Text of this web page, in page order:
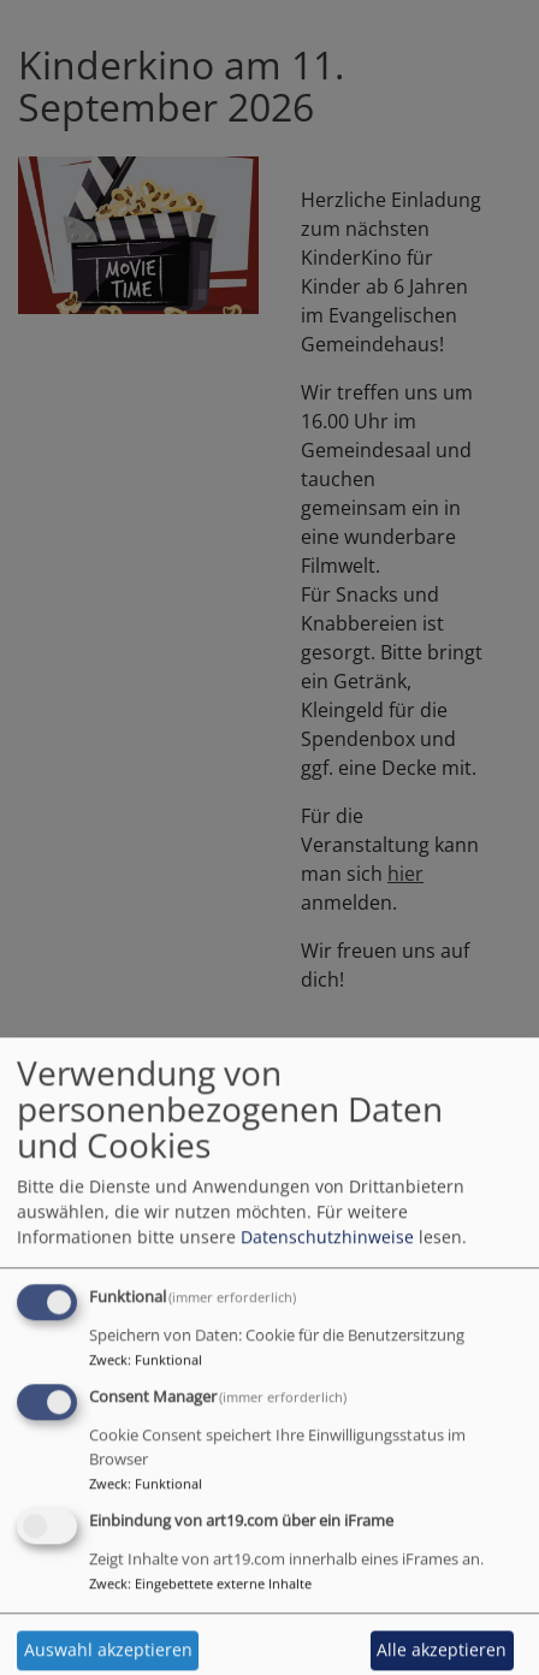
Kinderkino am 11.
September 2026
Herzliche Einladung
zum nächsten
KinderKino für
Kinder ab 6 Jahren
im Evangelischen
Gemeindehaus!
Wir treffen uns um
16.00 Uhr im
Gemeindesaal und
tauchen
gemeinsam ein in
eine wunderbare
Filmwelt.
Für Snacks und
Knabbereien ist
gesorgt. Bitte bringt
ein Getränk,
Kleingeld für die
Spendenbox und
ggf. eine Decke mit.
Für die
Veranstaltung kann
man sich hier
anmelden.
Wir freuen uns auf
dich!
Marktmusik
Laurentiuskirche, samstags
um 11.00 Uhr
Die Restaurierung der
weitgehend
Orgel wird nach Ostern
Weiterlesen
Verwendung von
personenbezogenen Daten
und Cookies
Bitte die Dienste und Anwendungen von Drittanbietern
auswählen, die wir nutzen möchten. Für weitere
Informationen bitte unsere Datenschutzhinweise lesen.
Funktional(immer erforderlich)
Speichern von Daten: Cookie für die Benutzersitzung
Zweck: Funktional
Consent Manager(immer erforderlich)
Cookie Consent speichert Ihre Einwilligungsstatus im
Browser
Zweck: Funktional
Einbindung von art19.com über ein iFrame
Zeigt Inhalte von art19.com innerhalb eines iFrames an.
Zweck: Eingebettete externe Inhalte
Auswahl akzeptieren Alle akzeptieren